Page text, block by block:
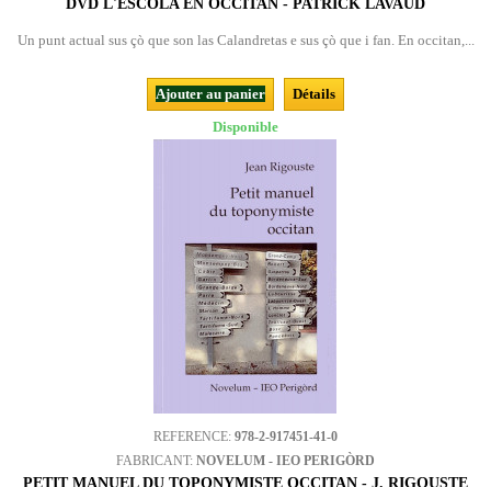
DVD L'ESCÒLA EN OCCITAN - PATRICK LAVAUD
Un punt actual sus çò que son las Calandretas e sus çò que i fan. En occitan,...
Ajouter au panier
Détails
Disponible
REFERENCE: 978-2-917451-41-0
FABRICANT: NOVELUM - IEO PERIGÒRD
PETIT MANUEL DU TOPONYMISTE OCCITAN - J. RIGOUSTE